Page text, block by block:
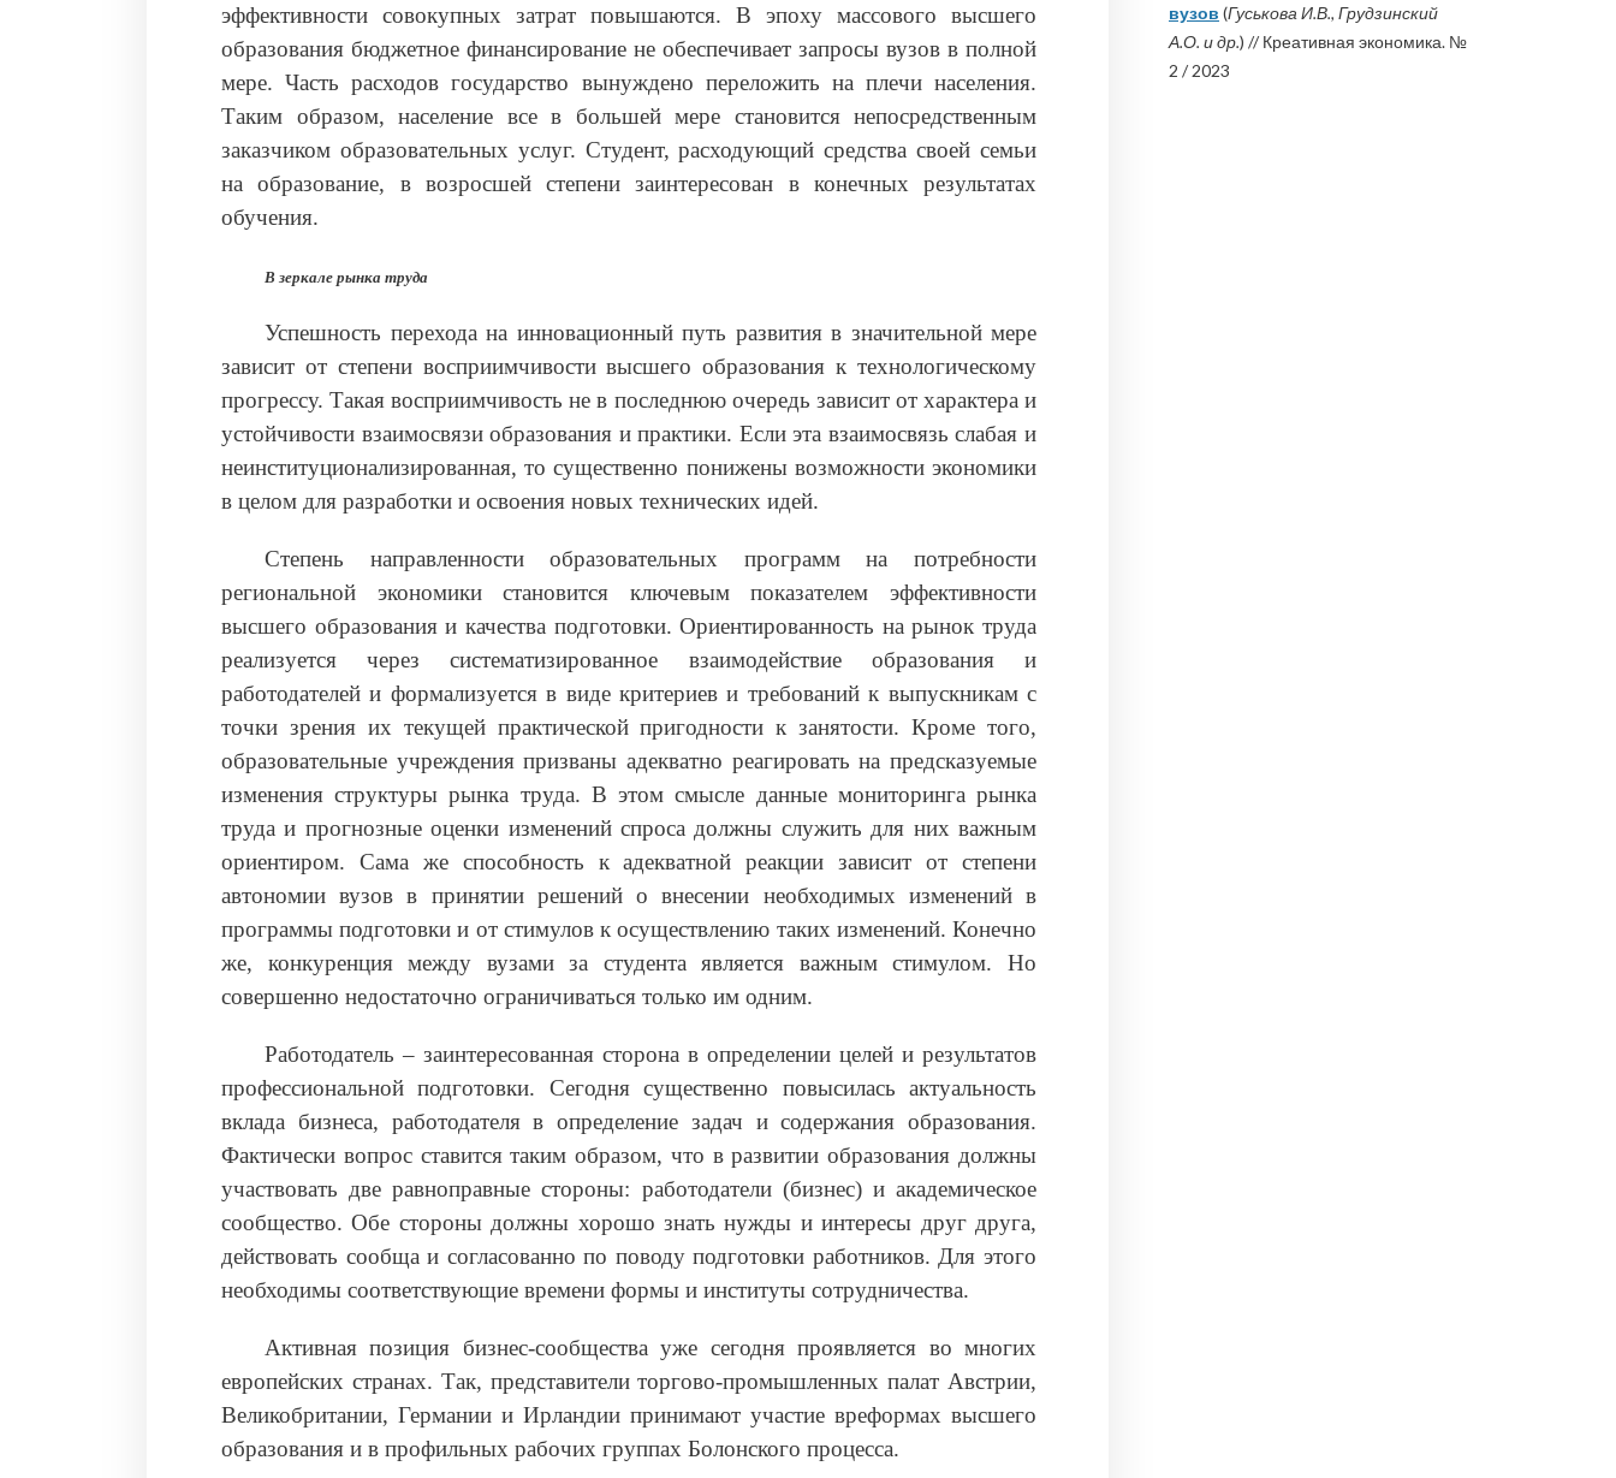
эффективности совокупных затрат повышаются. В эпоху массового высшего
образования бюджетное финансирование не обеспечивает запросы вузов в полной
мере. Часть расходов государство вынуждено переложить на плечи населения.
Таким образом, население все в большей мере становится непосредственным
заказчиком образовательных услуг. Студент, расходующий средства своей семьи
на образование, в возросшей степени заинтересован в конечных результатах
обучения.
В зеркале рынка труда
Успешность перехода на инновационный путь развития в значительной мере
зависит от степени восприимчивости высшего образования к технологическому
прогрессу. Такая восприимчивость не в последнюю очередь зависит от характера и
устойчивости взаимосвязи образования и практики. Если эта взаимосвязь слабая и
неинституционализированная, то существенно понижены возможности экономики
в целом для разработки и освоения новых технических идей.
Степень направленности образовательных программ на потребности
региональной экономики становится ключевым показателем эффективности
высшего образования и качества подготовки. Ориентированность на рынок труда
реализуется через систематизированное взаимодействие образования и
работодателей и формализуется в виде критериев и требований к выпускникам с
точки зрения их текущей практической пригодности к занятости. Кроме того,
образовательные учреждения призваны адекватно реагировать на предсказуемые
изменения структуры рынка труда. В этом смысле данные мониторинга рынка
труда и прогнозные оценки изменений спроса должны служить для них важным
ориентиром. Сама же способность к адекватной реакции зависит от степени
автономии вузов в принятии решений о внесении необходимых изменений в
программы подготовки и от стимулов к осуществлению таких изменений. Конечно
же, конкуренция между вузами за студента является важным стимулом. Но
совершенно недостаточно ограничиваться только им одним.
Работодатель – заинтересованная сторона в определении целей и результатов
профессиональной подготовки. Сегодня существенно повысилась актуальность
вклада бизнеса, работодателя в определение задач и содержания образования.
Фактически вопрос ставится таким образом, что в развитии образования должны
участвовать две равноправные стороны: работодатели (бизнес) и академическое
сообщество. Обе стороны должны хорошо знать нужды и интересы друг друга,
действовать сообща и согласованно по поводу подготовки работников. Для этого
необходимы соответствующие времени формы и институты сотрудничества.
Активная позиция бизнес-сообщества уже сегодня проявляется во многих
европейских странах. Так, представители торгово-промышленных палат Австрии,
Великобритании, Германии и Ирландии принимают участие вреформах высшего
образования и в профильных рабочих группах Болонского процесса.
вузов (Гуськова И.В., Грудзинский
А.О. и др.) // Креативная экономика. №
2 / 2023